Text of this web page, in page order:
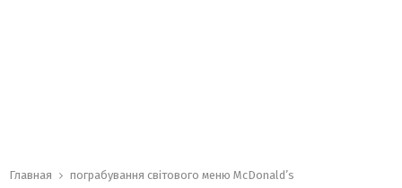
Главная пограбування світового меню McDonald’s